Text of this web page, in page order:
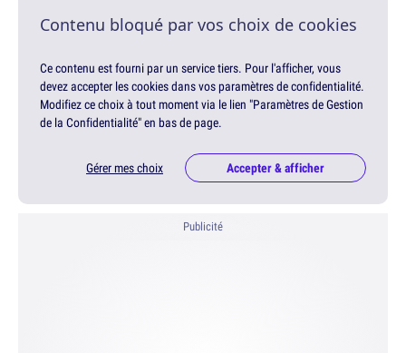
Contenu bloqué par vos choix de cookies
Ce contenu est fourni par un service tiers. Pour l'afficher, vous
devez accepter les cookies dans vos paramètres de confidentialité.
Modifiez ce choix à tout moment via le lien "Paramètres de Gestion
de la Confidentialité" en bas de page.
Gérer mes choix Accepter & afficher
Publicité